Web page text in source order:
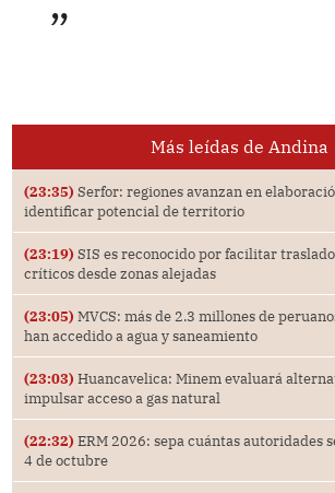
Más leídas de Andina
(23:35) Serfor: regiones avanzan en
identificar potencial de territorio
(23:19) SIS es reconocido por facilitar
críticos desde zonas alejadas
(23:05) MVCS: más de 2.3 millones de
han accedido a agua y saneamiento
(23:03) Huancavelica: Minem evaluará
impulsar acceso a gas natural
(22:32) ERM 2026: sepa cuántas autoridades
4 de octubre